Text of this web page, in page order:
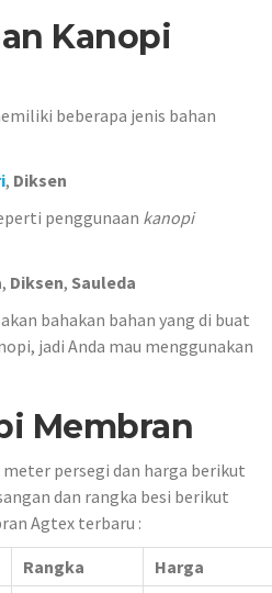
Kanopi
beberapa jenis bahan
, Diksen
penggunaan kanopi
, Diksen, Sauleda
bahakan bahan yang di buat
jadi Anda mau menggunakan
Membran
persegi dan harga berikut
dan rangka besi berikut
Agtex terbaru :
Rangka
Harga